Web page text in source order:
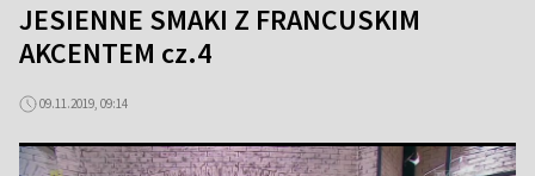
JESIENNE SMAKI Z FRANCUSKIM
AKCENTEM cz.4
09.11.2019, 09:14